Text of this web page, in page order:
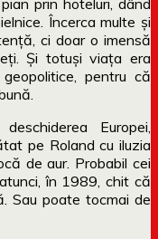
Încerca multe și
ci doar o imensă
Și totuși viața era
pentru că
Europei,
pe Roland cu iluzia
de aur. Probabil cei
în 1989, chit că
Sau poate tocmai de